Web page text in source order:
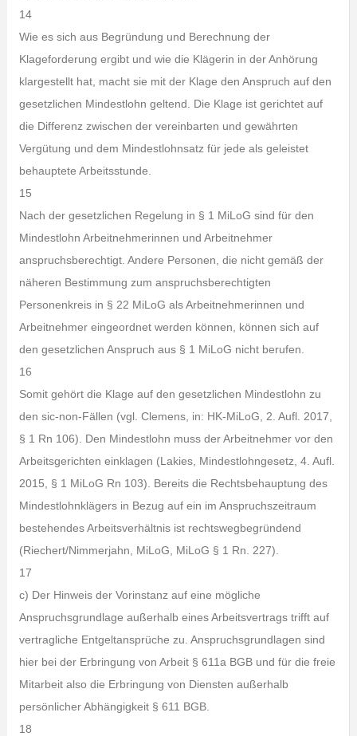
14
Wie es sich aus Begründung und Berechnung der
Klageforderung ergibt und wie die Klägerin in der Anhörung
klargestellt hat, macht sie mit der Klage den Anspruch auf den
gesetzlichen Mindestlohn geltend. Die Klage ist gerichtet auf
die Differenz zwischen der vereinbarten und gewährten
Vergütung und dem Mindestlohnsatz für jede als geleistet
behauptete Arbeitsstunde.
15
Nach der gesetzlichen Regelung in § 1 MiLoG sind für den
Mindestlohn Arbeitnehmerinnen und Arbeitnehmer
anspruchsberechtigt. Andere Personen, die nicht gemäß der
näheren Bestimmung zum anspruchsberechtigten
Personenkreis in § 22 MiLoG als Arbeitnehmerinnen und
Arbeitnehmer eingeordnet werden können, können sich auf
den gesetzlichen Anspruch aus § 1 MiLoG nicht berufen.
16
Somit gehört die Klage auf den gesetzlichen Mindestlohn zu
den sic-non-Fällen (vgl. Clemens, in: HK-MiLoG, 2. Aufl. 2017,
§ 1 Rn 106). Den Mindestlohn muss der Arbeitnehmer vor den
Arbeitsgerichten einklagen (Lakies, Mindestlohngesetz, 4. Aufl.
2015, § 1 MiLoG Rn 103). Bereits die Rechtsbehauptung des
Mindestlohnklägers in Bezug auf ein im Anspruchszeitraum
bestehendes Arbeitsverhältnis ist rechtswegbegründend
(Riechert/Nimmerjahn, MiLoG, MiLoG § 1 Rn. 227).
17
c) Der Hinweis der Vorinstanz auf eine mögliche
Anspruchsgrundlage außerhalb eines Arbeitsvertrags trifft auf
vertragliche Entgeltansprüche zu. Anspruchsgrundlagen sind
hier bei der Erbringung von Arbeit § 611a BGB und für die freie
Mitarbeit also die Erbringung von Diensten außerhalb
persönlicher Abhängigkeit § 611 BGB.
18